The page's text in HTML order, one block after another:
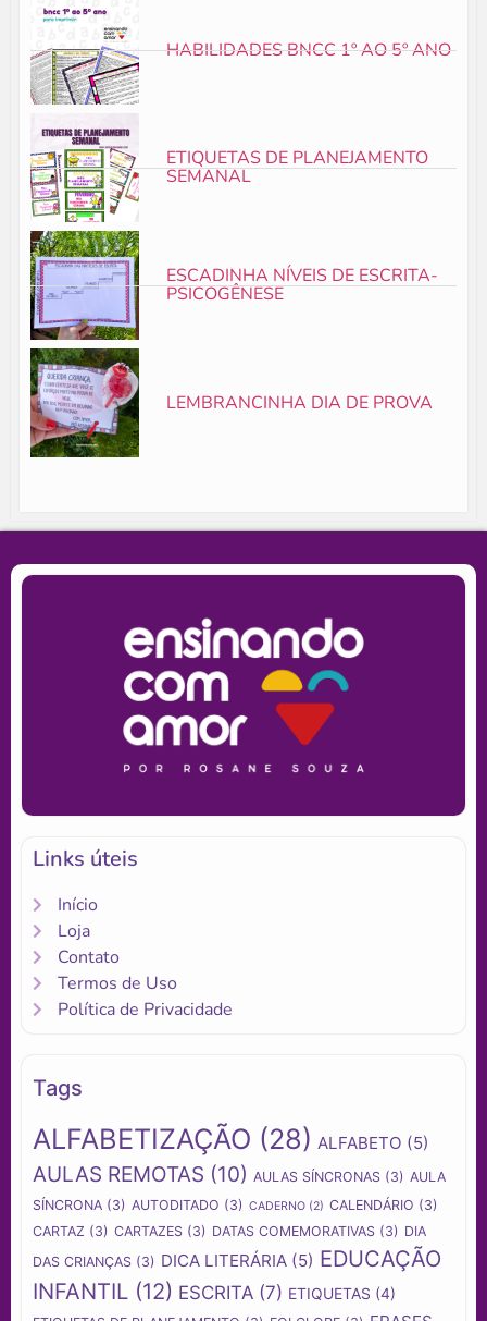
HABILIDADES BNCC 1º AO 5º ANO
ETIQUETAS DE PLANEJAMENTO
SEMANAL
ESCADINHA NÍVEIS DE ESCRITA-
PSICOGÊNESE
LEMBRANCINHA DIA DE PROVA
Links úteis
Início
Loja
Contato
Termos de Uso
Política de Privacidade
Tags
ALFABETIZAÇÃO (28) ALFABETO (5)
AULAS REMOTAS (10) AULAS SÍNCRONAS (3) AULA
SÍNCRONA (3) AUTODITADO (3) CADERNO (2) CALENDÁRIO (3)
CARTAZ (3) CARTAZES (3) DATAS COMEMORATIVAS (3) DIA
DAS CRIANÇAS (3) DICA LITERÁRIA (5) EDUCAÇÃO
INFANTIL (12) ESCRITA (7) ETIQUETAS (4)